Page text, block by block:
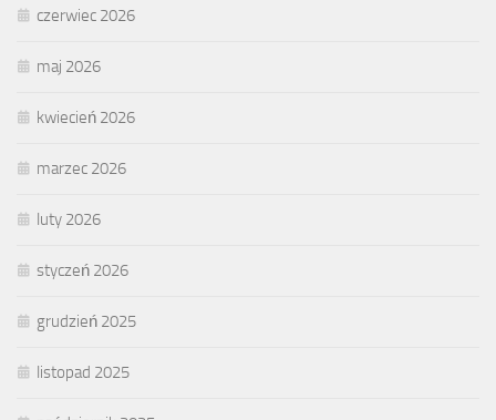
czerwiec 2026
maj 2026
kwiecień 2026
marzec 2026
luty 2026
styczeń 2026
grudzień 2025
listopad 2025